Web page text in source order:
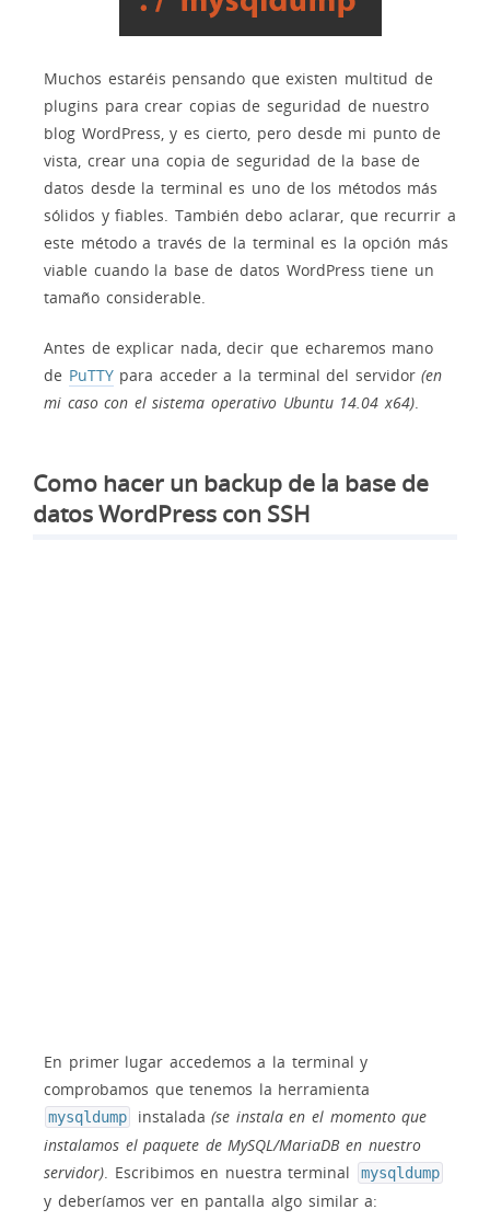
Muchos estaréis pensando que existen multitud de
plugins para crear copias de seguridad de nuestro
blog WordPress, y es cierto, pero desde mi punto de
vista, crear una copia de seguridad de la base de
datos desde la terminal es uno de los métodos más
sólidos y fiables. También debo aclarar, que recurrir a
este método a través de la terminal es la opción más
viable cuando la base de datos WordPress tiene un
tamaño considerable.
Antes de explicar nada, decir que echaremos mano
de PuTTYpara acceder a la terminal del servidor(en
mi caso con el sistema operativo Ubuntu 14.04 x64).
Como hacer un backup de la base de
datos WordPress con SSH
En primer lugar accedemos a la terminal y
comprobamos que tenemos la herramienta
mysqldump instalada(se instala en el momento que
instalamos el paquete de MySQL/MariaDB en nuestro
servidor) . Escribimos en nuestra terminal mysqldump
y deberíamos ver en pantalla algo similar a: